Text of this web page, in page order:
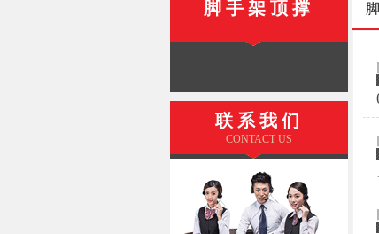
脚手架顶撑
联系我们
CONTACT US